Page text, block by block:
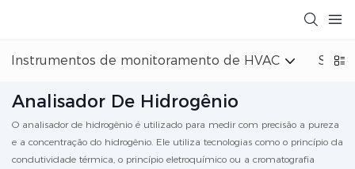
Instrumentos de monitoramento de HVAC
Analisador De Hidrogênio
O analisador de hidrogênio é utilizado para medir com precisão a pureza
e a concentração do hidrogênio. Ele utiliza tecnologias como o princípio da
condutividade térmica, o princípio eletroquímico ou a cromatografia